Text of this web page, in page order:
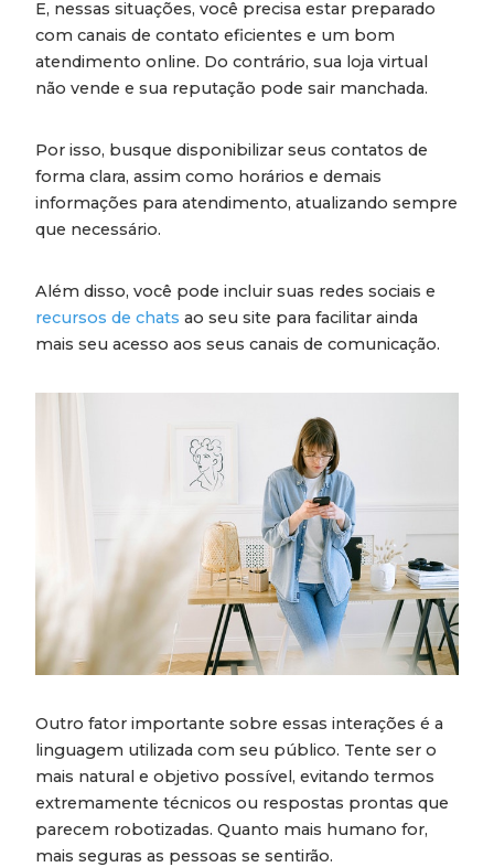
E, nessas situações, você precisa estar preparado
com canais de contato eficientes e um bom
atendimento online. Do contrário, sua loja virtual
não vende e sua reputação pode sair manchada.
Por isso, busque disponibilizar seus contatos de
forma clara, assim como horários e demais
informações para atendimento, atualizando sempre
que necessário.
Além disso, você pode incluir suas redes sociais e
recursos de chats ao seu site para facilitar ainda
mais seu acesso aos seus canais de comunicação.
Outro fator importante sobre essas interações é a
linguagem utilizada com seu público. Tente ser o
mais natural e objetivo possível, evitando termos
extremamente técnicos ou respostas prontas que
parecem robotizadas. Quanto mais humano for,
mais seguras as pessoas se sentirão.